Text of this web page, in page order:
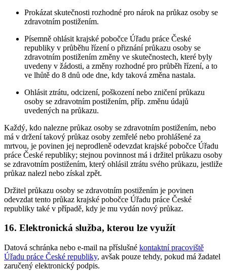
Prokázat skutečnosti rozhodné pro nárok na průkaz osoby se
zdravotním postižením.
Písemně ohlásit krajské pobočce Úřadu práce České
republiky v průběhu řízení o přiznání průkazu osoby se
zdravotním postižením změny ve skutečnostech, které byly
uvedeny v žádosti, a změny rozhodné pro průběh řízení, a to
ve lhůtě do 8 dnů ode dne, kdy taková změna nastala.
Ohlásit ztrátu, odcizení, poškození nebo zničení průkazu
osoby se zdravotním postižením, příp. změnu údajů
uvedených na průkazu.
Každý, kdo nalezne průkaz osoby se zdravotním postižením, nebo
má v držení takový průkaz osoby zemřelé nebo prohlášené za
mrtvou, je povinen jej neprodleně odevzdat krajské pobočce Úřadu
práce České republiky; stejnou povinnost má i držitel průkazu osoby
se zdravotním postižením, který ohlásil ztrátu svého průkazu, jestliže
průkaz nalezl nebo získal zpět.
Držitel průkazu osoby se zdravotním postižením je povinen
odevzdat tento průkaz krajské pobočce Úřadu práce České
republiky také v případě, kdy je mu vydán nový průkaz.
16. Elektronická služba, kterou lze využít
Datová schránka nebo e-mail na příslušné kontaktní pracoviště
Úřadu práce České republiky, avšak pouze tehdy, pokud má žadatel
zaručený elektronický podpis.